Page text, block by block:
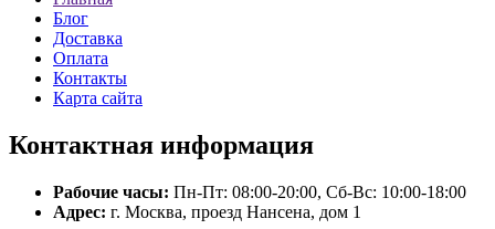
Блог
Доставка
Оплата
Контакты
Карта сайта
Контактная информация
Рабочие часы: Пн-Пт: 08:00-20:00, Сб-Вс: 10:00-18:00
Адрес: г. Москва, проезд Нансена, дом 1